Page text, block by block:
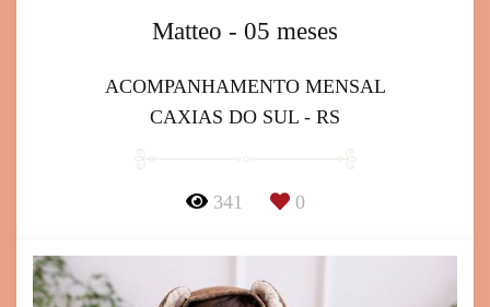
Matteo - 05 meses
ACOMPANHAMENTO MENSAL
CAXIAS DO SUL - RS
341 0